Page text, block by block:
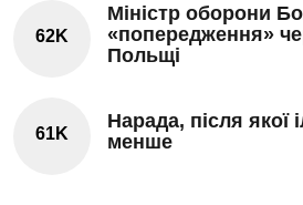
62K
Міністр оборони
«попередження»
Польщі
61K
Нарада, після якої
менше